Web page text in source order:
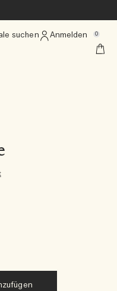
suchen Anmelden 0